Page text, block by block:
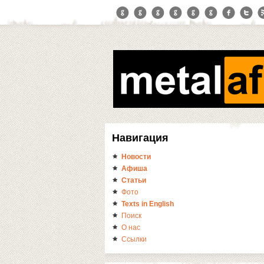
Навигация
Новости
Афиша
Статьи
Фото
Texts in English
Поиск
О нас
Ссылки